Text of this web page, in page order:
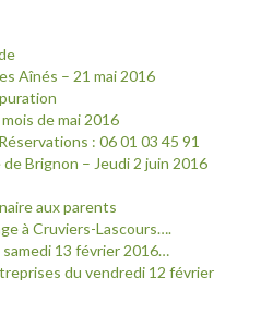
Aînés – 21 mai 2016
de mai 2016
: 06 01 03 45 91
Brignon – Jeudi 2 juin 2016
aux parents
à Cruviers-Lascours….
13 février 2016…
du vendredi 12 février